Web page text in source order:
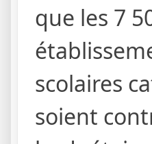
que les 7
scolaires
soient